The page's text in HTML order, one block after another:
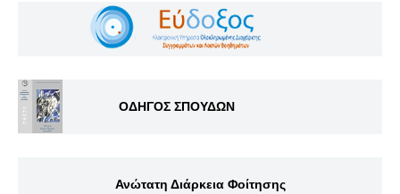
ΟΔΗΓΟΣ ΣΠΟΥΔΩΝ
Ανώτατη Διάρκεια Φοίτησης